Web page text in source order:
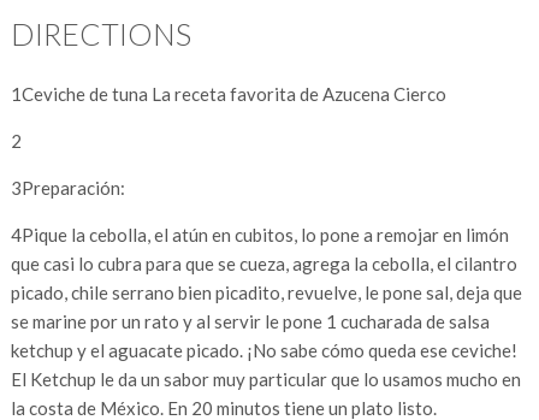
DIRECTIONS
1Ceviche de tuna La receta favorita de Azucena Cierco
2
3Preparación:
4Pique la cebolla, el atún en cubitos, lo pone a remojar en limón
que casi lo cubra para que se cueza, agrega la cebolla, el cilantro
picado, chile serrano bien picadito, revuelve, le pone sal, deja que
se marine por un rato y al servir le pone 1 cucharada de salsa
ketchup y el aguacate picado. ¡No sabe cómo queda ese ceviche!
El Ketchup le da un sabor muy particular que lo usamos mucho en
la costa de México. En 20 minutos tiene un plato listo.